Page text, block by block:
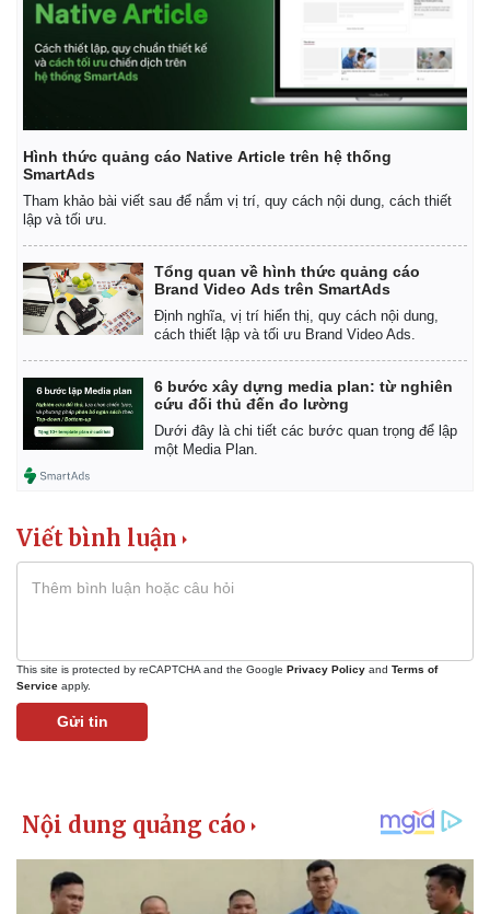
Quan sát
Cuộc sống đó đây
Hồ sơ
Video
E-Magazine
Hình thức quảng cáo Native Article trên hệ thống
SmartAds
Tham khảo bài viết sau để nắm vị trí, quy cách nội dung, cách thiết
lập và tối ưu.
Tổng quan về hình thức quảng cáo
Brand Video Ads trên SmartAds
Định nghĩa, vị trí hiển thị, quy cách nội dung,
cách thiết lập và tối ưu Brand Video Ads.
6 bước xây dựng media plan: từ nghiên
cứu đối thủ đến đo lường
Dưới đây là chi tiết các bước quan trọng để lập
một Media Plan.
Viết bình luận
This site is protected by reCAPTCHA and the Google Privacy Policy and Terms of
Service apply.
Gửi tin